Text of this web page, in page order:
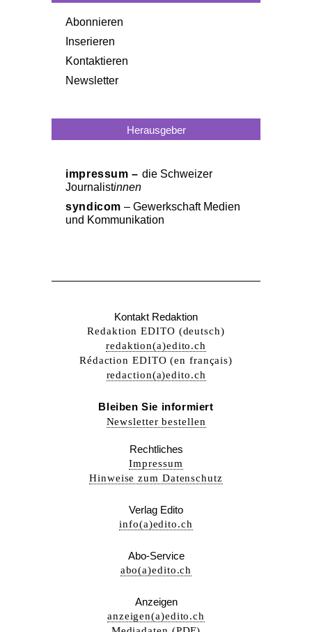
Abonnieren
Inserieren
Kontaktieren
Newsletter
Herausgeber
impressum – die Schweizer
Journalistinnen
syndicom – Gewerkschaft Medien
und Kommunikation
Kontakt Redaktion
Redaktion EDITO (deutsch)
redaktion(a)edito.ch
Rédaction EDITO (en français)
redaction(a)edito.ch
Bleiben Sie informiert
Newsletter bestellen
Rechtliches
Impressum
Hinweise zum Datenschutz
Verlag Edito
info(a)edito.ch
Abo-Service
abo(a)edito.ch
Anzeigen
anzeigen(a)edito.ch